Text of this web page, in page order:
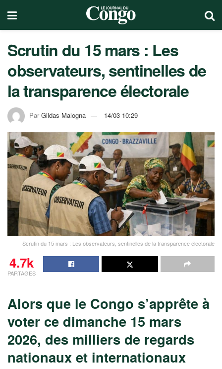
Scrutin du 15 mars : Les
observateurs, sentinelles de
la transparence électorale
Par Gildas Malogna 14/03 10:29
Scrutin du 15 mars : Les observateurs, sentinelles de la transparence électorale
4.7k
PARTAGES
Alors que le Congo s’apprête à
voter ce dimanche 15 mars
2026, des milliers de regards
nationaux et internationaux